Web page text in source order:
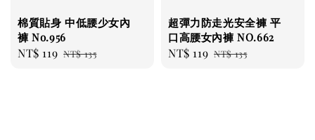
棉質貼身 中低腰少女內
褲 No.956
Sale
NT$ 119 Regular
NT$ 135
超彈力防走光安全褲 平
口高腰女內褲 NO.662
Sale
NT$ 119 Regular
NT$ 135